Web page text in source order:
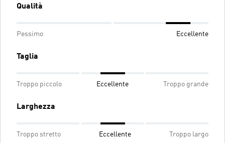
Qualità
Pessimo Eccellente
Taglia
Troppo piccolo Eccellente Troppo grande
Larghezza
Troppo stretto Eccellente Troppo largo